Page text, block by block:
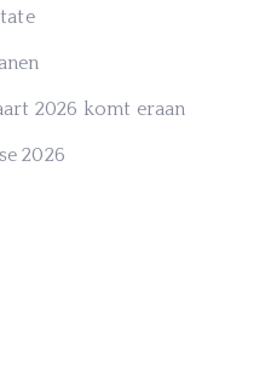
2026 komt eraan
2026